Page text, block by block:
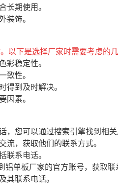
长期使用。
装饰。
以下是选择厂家时需要考虑的几
彩稳定性。
致性。
得到及时解决。
因素。
您可以通过搜索引擎找到相关
流，获取他们的联系方式。
联系电话。
单板厂家的官方账号，获取联
其联系电话。